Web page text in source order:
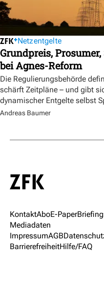
Netzentgelte
Grundpreis,
bei Agnes-Reform
Die Regulierungsbehörde
schärft Zeitpläne – und gibt
dynamischer Entgelte selbst
Andreas Baumer
KontaktAboE-Paper
Mediadaten
ImpressumAGB
BarrierefreiheitHilfe/FAQ